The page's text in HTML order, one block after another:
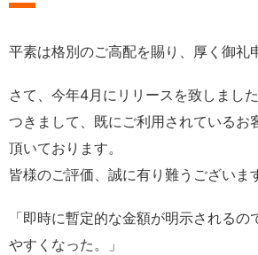
平素は格別のご高配を賜り、厚く御礼
さて、今年4月にリリースを致しまし
つきまして、既にご利用されているお
頂いております。
皆様のご評価、誠に有り難うございま
「即時に暫定的な金額が明示されるの
やすくなった。」